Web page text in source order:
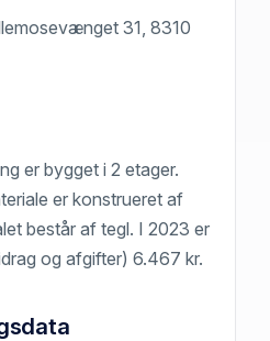
31, 8310
er bygget i 2 etager.
er konstrueret af
består af tegl. I 2023 er
og afgifter) 6.467 kr.